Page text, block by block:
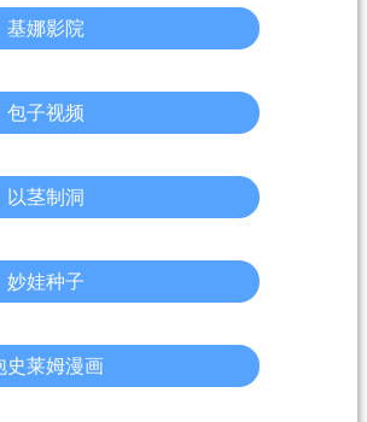
基娜影院
包子视频
以茎制洞
妙娃种子
史莱姆漫画